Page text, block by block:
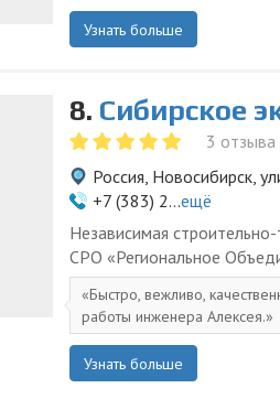
Узнать больше
8. Сибирское
3 отзыва
Россия, Новосибирск,
+7 (383) 2...ещё
Независимая
СРО «Региональное
Быстро, вежливо,
работы инженера Алексея.
Узнать больше